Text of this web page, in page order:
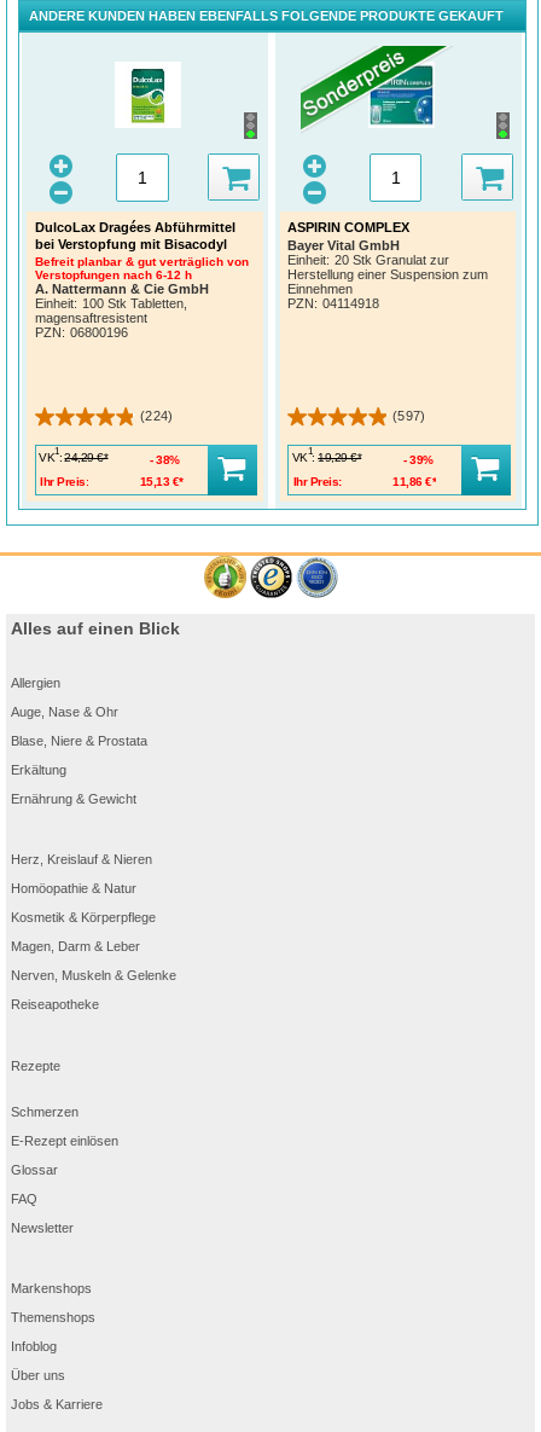
ANDERE KUNDEN HABEN EBENFALLS FOLGENDE PRODUKTE GEKAUFT
DulcoLax Dragées Abführmittel
bei Verstopfung mit Bisacodyl
Befreit planbar & gut verträglich von
Verstopfungen nach 6-12 h
A. Nattermann & Cie GmbH
Einheit: 100 Stk Tabletten,
magensaftresistent
PZN : 06800196
(224)
VK
1
: 24,29 €*
Ihr Preis:
15,13 €*
38%
ASPIRIN COMPLEX
Bayer Vital GmbH
Einheit: 20 Stk Granulat zur
Herstellung einer Suspension zum
Einnehmen
PZN : 04114918
(597)
VK
1
: 19,29 €*
Ihr Preis:
11,86 €*
39%
Alles auf einen Blick
Allergien
Auge, Nase & Ohr
Blase, Niere & Prostata
Erkältung
Ernährung & Gewicht
Herz, Kreislauf & Nieren
Homöopathie & Natur
Kosmetik & Körperpflege
Magen, Darm & Leber
Nerven, Muskeln & Gelenke
Reiseapotheke
Rezepte
Schmerzen
E-Rezept einlösen
Glossar
FAQ
Newsletter
Markenshops
Themenshops
Infoblog
Über uns
Jobs & Karriere